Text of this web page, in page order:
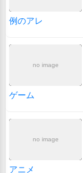
例のアレ
no image
ゲーム
no image
アニメ